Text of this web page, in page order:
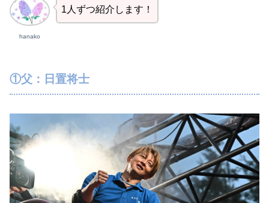
hanako
1人ずつ紹介します！
①父：日置将士